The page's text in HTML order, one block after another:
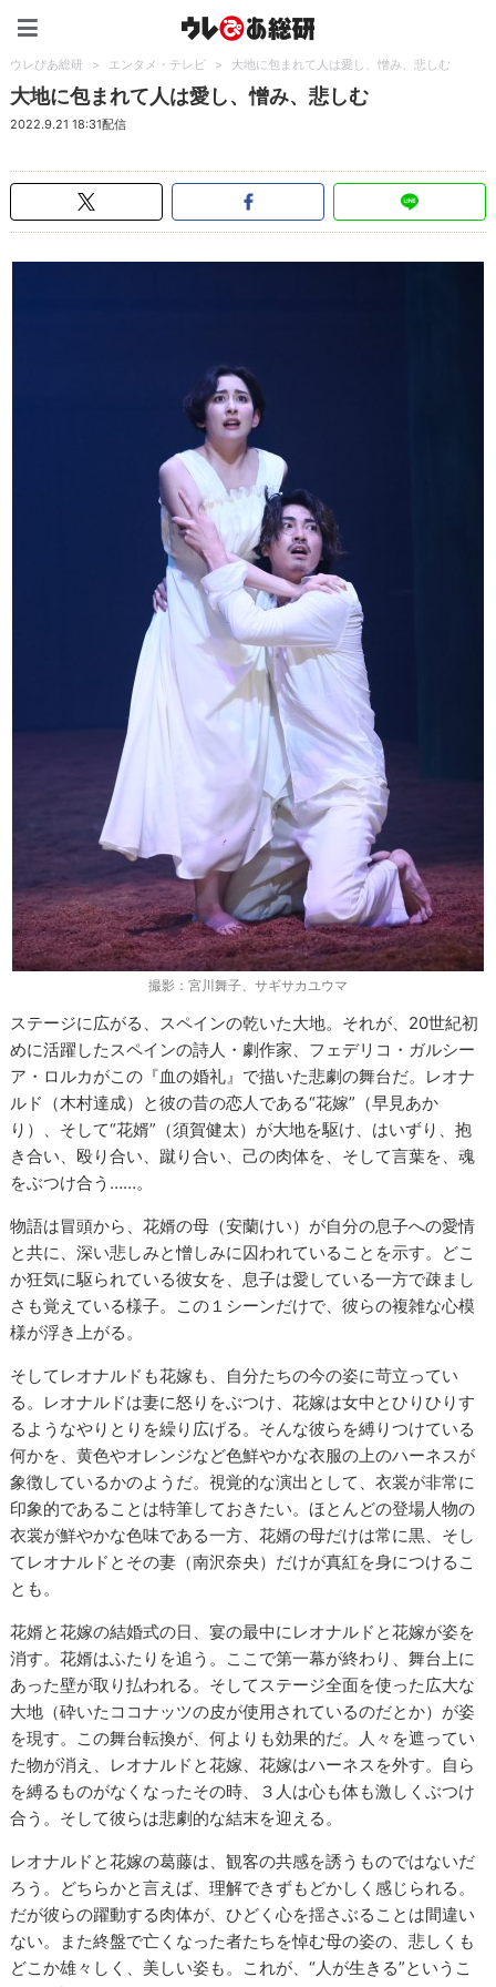
ウレぴあ総研 > エンタメ・テレビ > 大地に包まれて人は愛し、憎み、悲しむ
大地に包まれて人は愛し、憎み、悲しむ
2022.9.21 18:31配信
撮影：宮川舞子、サギサカユウマ
ステージに広がる、スペインの乾いた大地。それが、20世紀初
めに活躍したスペインの詩人・劇作家、フェデリコ・ガルシー
ア・ロルカがこの『血の婚礼』で描いた悲劇の舞台だ。レオナ
ルド（木村達成）と彼の昔の恋人である“花嫁”（早見あか
り）、そして“花婿”（須賀健太）が大地を駆け、はいずり、抱
き合い、殴り合い、蹴り合い、己の肉体を、そして言葉を、魂
をぶつけ合う……。
物語は冒頭から、花婿の母（安蘭けい）が自分の息子への愛情
と共に、深い悲しみと憎しみに囚われていることを示す。どこ
か狂気に駆られている彼女を、息子は愛している一方で疎まし
さも覚えている様子。この１シーンだけで、彼らの複雑な心模
様が浮き上がる。
そしてレオナルドも花嫁も、自分たちの今の姿に苛立ってい
る。レオナルドは妻に怒りをぶつけ、花嫁は女中とひりひりす
るようなやりとりを繰り広げる。そんな彼らを縛りつけている
何かを、黄色やオレンジなど色鮮やかな衣服の上のハーネスが
象徴しているかのようだ。視覚的な演出として、衣裳が非常に
印象的であることは特筆しておきたい。ほとんどの登場人物の
衣裳が鮮やかな色味である一方、花婿の母だけは常に黒、そし
てレオナルドとその妻（南沢奈央）だけが真紅を身につけるこ
とも。
花婿と花嫁の結婚式の日、宴の最中にレオナルドと花嫁が姿を
消す。花婿はふたりを追う。ここで第一幕が終わり、舞台上に
あった壁が取り払われる。そしてステージ全面を使った広大な
大地（砕いたココナッツの皮が使用されているのだとか）が姿
を現す。この舞台転換が、何よりも効果的だ。人々を遮ってい
た物が消え、レオナルドと花嫁、花嫁はハーネスを外す。自ら
を縛るものがなくなったその時、３人は心も体も激しくぶつけ
合う。そして彼らは悲劇的な結末を迎える。
レオナルドと花嫁の葛藤は、観客の共感を誘うものではないだ
ろう。どちらかと言えば、理解できずもどかしく感じられる。
だが彼らの躍動する肉体が、ひどく心を揺さぶることは間違い
ない。また終盤で亡くなった者たちを悼む母の姿の、悲しくも
どこか雄々しく、美しい姿も。これが、“人が生きる”というこ